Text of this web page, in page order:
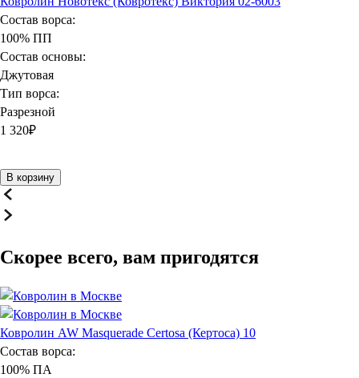
Состав ворса:
100% ПП
Состав основы:
Джутовая
Тип ворса:
Разрезной
1 320₽
В корзину
Скорее всего, вам пригодятся
Ковролин AW Masquerade Certosa (Кертоса) 10
Состав ворса:
100% ПА